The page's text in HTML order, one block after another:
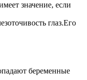
значение, если
глаз.Его
беременные